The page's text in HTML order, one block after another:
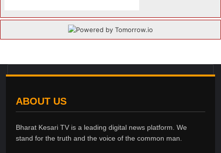
ABOUT US
Bharat Kesari TV is a leading digital news platform. We
stand for the truth and the voice of the common man.